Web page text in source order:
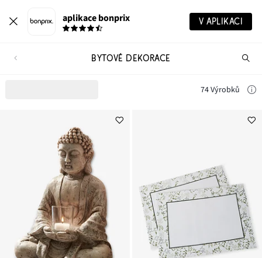
aplikace bonprix V APLIKACI
BYTOVÉ DEKORACE
74 Výrobků